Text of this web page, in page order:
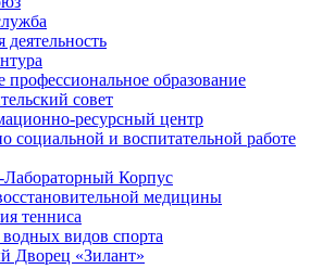
деятельность
профессиональное образование
совет
ресурсный центр
социальной и воспитательной работе
Корпус
медицины
тенниса
видов спорта
Дворец «Зилант»